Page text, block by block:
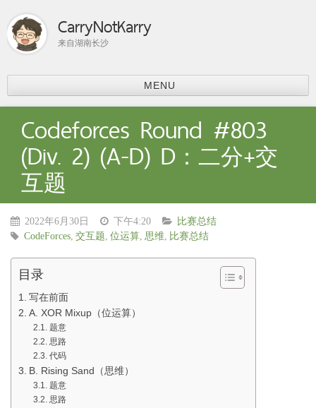
CarryNotKarry
来自湖南长沙
MENU
比赛总结
ACM-ICPC
分享
上课内容
科研
个人主页
Codeforces Round #803
(Div. 2) (A-D) D：二分+交
互题
2022年6月30日 下午4:20
比赛总结
CodeForces 交互题 位运算 思维 比赛总结
目录
写在前面
A. XOR Mixup（位运算）
题意
思路
代码
B. Rising Sand（思维）
题意
思路